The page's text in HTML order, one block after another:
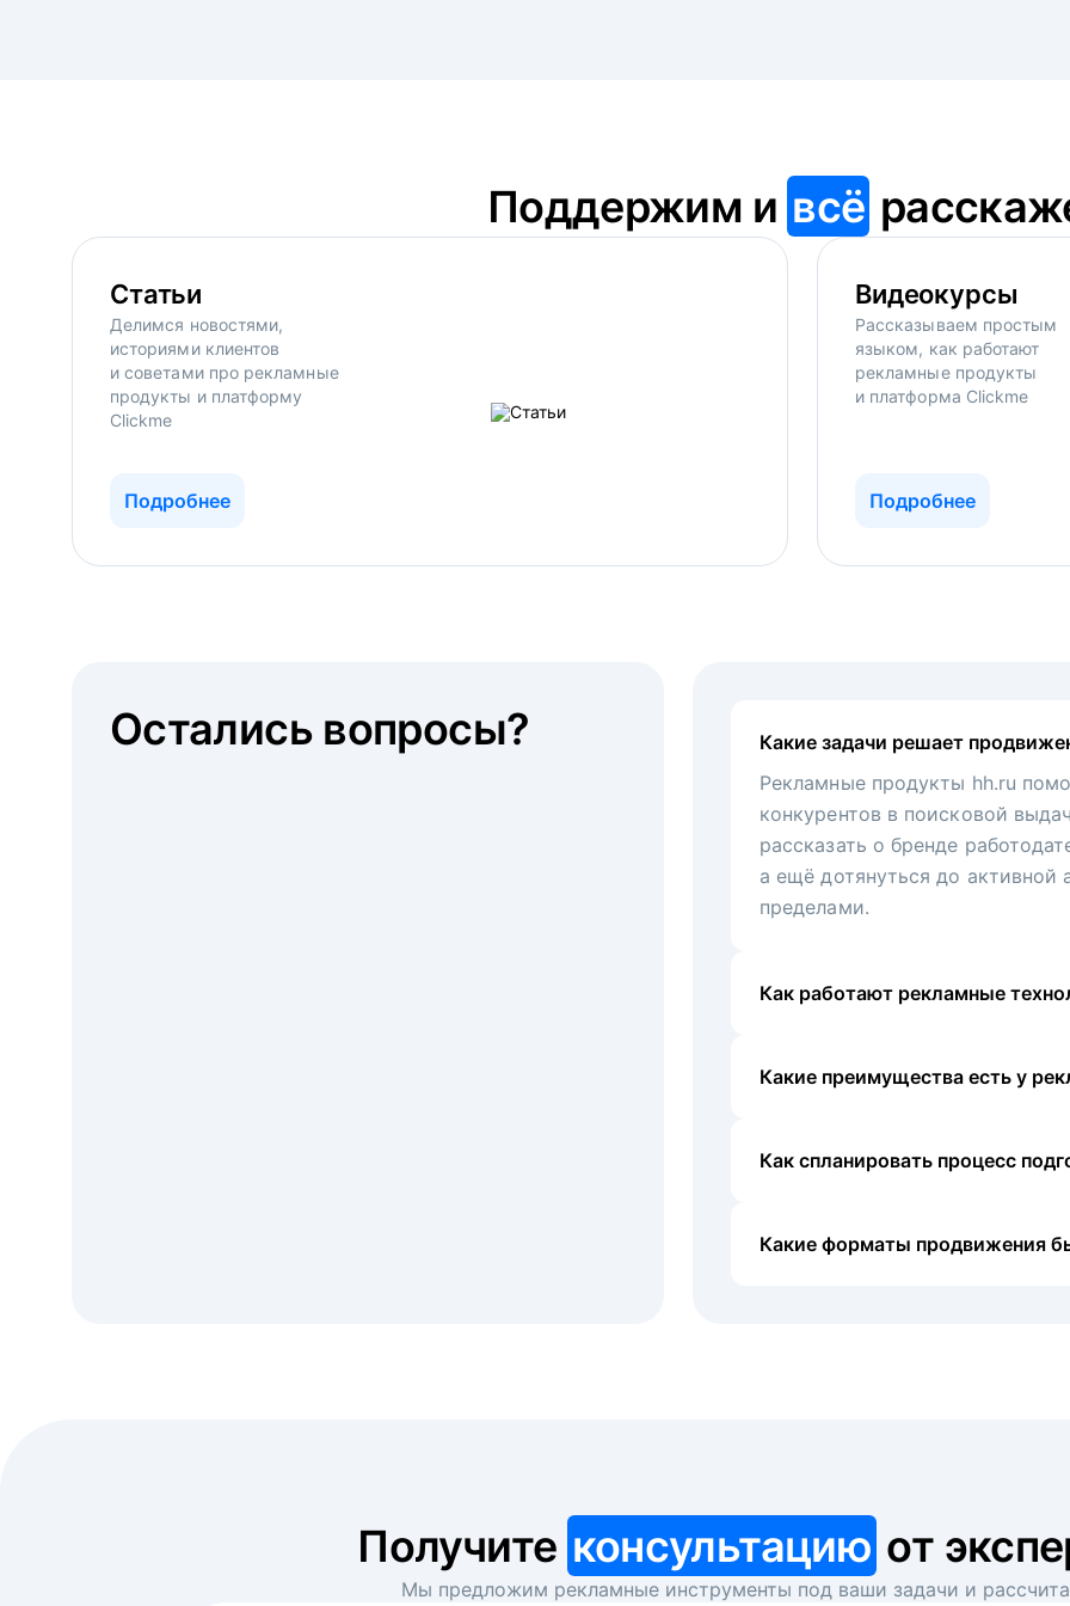
Поддержим и всё
Статьи
Делимся новостями,
историями клиентов
и советами про рекламные
продукты и платформу
Clickme
Подробнее
Видеокурсы
Рассказываем простым
языком, как работают
рекламные продукты
и платформа Clickme
Подробнее
Какие задачи решает
Рекламные продукты hh.ru
конкурентов в поисковой
рассказать о бренде
а ещё дотянуться до активной
пределами.
Как работают рекламные
Какие преимущества есть у
Как спланировать процесс
Какие форматы продвижения
Остались вопросы?
Получите консультацию от
Мы предложим рекламные инструменты под ваши задачи и